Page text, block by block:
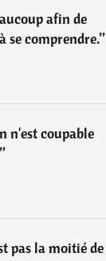
afin de
se comprendre.”
n'est coupable
”
pas la moitié de